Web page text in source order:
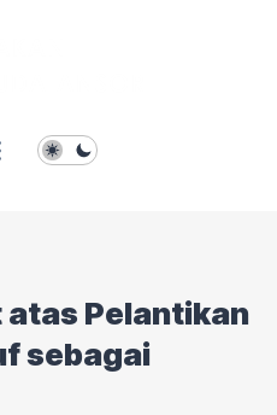
atas Pelantikan
sebagai